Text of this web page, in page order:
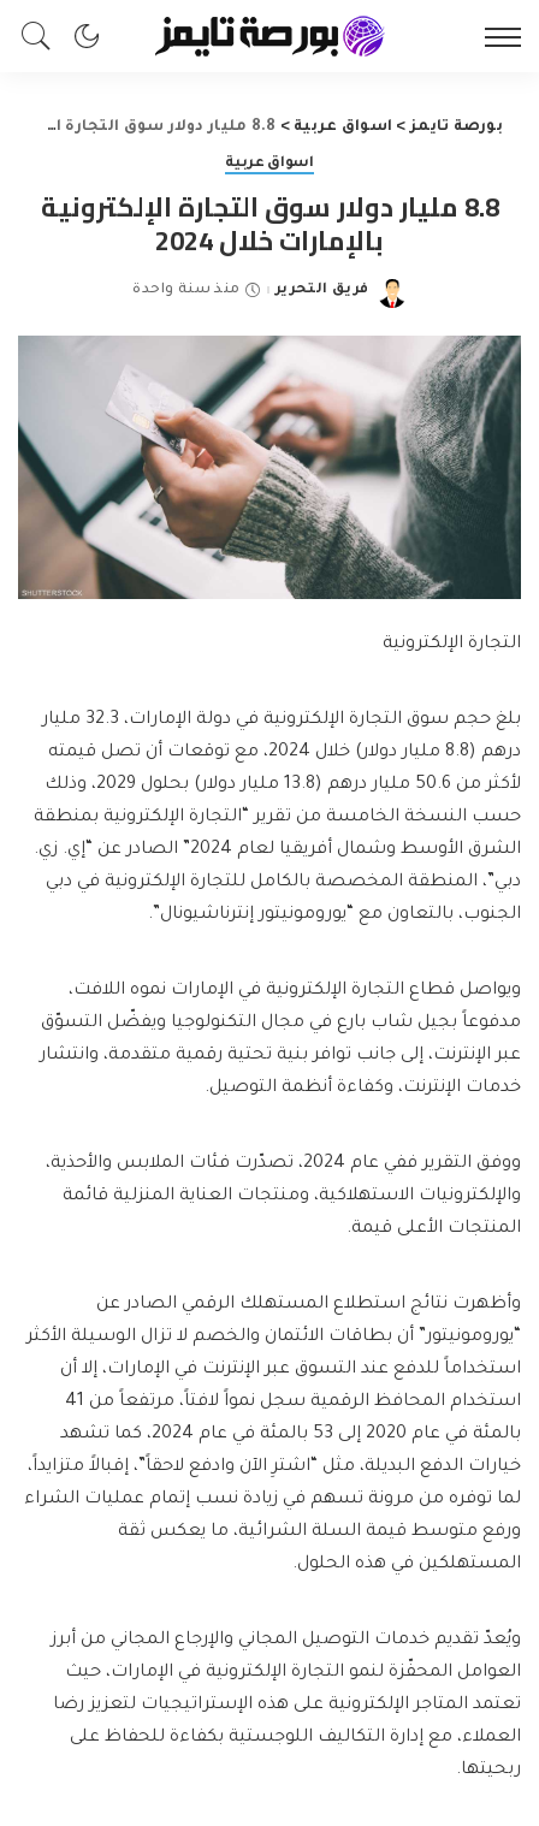
بورصة تايمز> اسواق عربية > 8.8 مليار دولار سوق التجارة الإلكترونية بالإمارات خلال 2024
اسواق عربية
8.8 مليار دولار سوق التجارة الإلكترونية
بالإمارات خلال 2024
Posted
فريق التحرير منذ سنة واحدة
التجارة الإلكترونية
بلغ حجم سوق التجارة الإلكترونية في دولة الإمارات، 32.3 مليار
درهم (8.8 مليار دولار) خلال 2024، مع توقعات أن تصل قيمته
لأكثر من 50.6 مليار درهم (13.8 مليار دولار) بحلول 2029، وذلك
حسب النسخة الخامسة من تقرير “التجارة الإلكترونية بمنطقة
الشرق الأوسط وشمال أفريقيا لعام 2024” الصادر عن “إي. زي.
دبي”، المنطقة المخصصة بالكامل للتجارة الإلكترونية في دبي
الجنوب، بالتعاون مع “يورومونيتور إنترناشيونال”.
ويواصل قطاع التجارة الإلكترونية في الإمارات نموه اللافت،
مدفوعاً بجيل شاب بارع في مجال التكنولوجيا ويفضّل التسوّق
عبر الإنترنت، إلى جانب توافر بنية تحتية رقمية متقدمة، وانتشار
خدمات الإنترنت، وكفاءة أنظمة التوصيل.
ووفق التقرير ففي عام 2024، تصدّرت فئات الملابس والأحذية،
والإلكترونيات الاستهلاكية، ومنتجات العناية المنزلية قائمة
المنتجات الأعلى قيمة.
وأظهرت نتائج استطلاع المستهلك الرقمي الصادر عن
“يورومونيتور” أن بطاقات الائتمان والخصم لا تزال الوسيلة الأكثر
استخداماً للدفع عند التسوق عبر الإنترنت في الإمارات، إلا أن
استخدام المحافظ الرقمية سجل نمواً لافتاً، مرتفعاً من 41
بالمئة في عام 2020 إلى 53 بالمئة في عام 2024، كما تشهد
خيارات الدفع البديلة، مثل “اشترِ الآن وادفع لاحقاً”، إقبالاً متزايداً،
لما توفره من مرونة تسهم في زيادة نسب إتمام عمليات الشراء
ورفع متوسط قيمة السلة الشرائية، ما يعكس ثقة
المستهلكين في هذه الحلول.
ويُعدّ تقديم خدمات التوصيل المجاني والإرجاع المجاني من أبرز
العوامل المحفّزة لنمو التجارة الإلكترونية في الإمارات، حيث
تعتمد المتاجر الإلكترونية على هذه الإستراتيجيات لتعزيز رضا
العملاء، مع إدارة التكاليف اللوجستية بكفاءة للحفاظ على
ربحيتها.